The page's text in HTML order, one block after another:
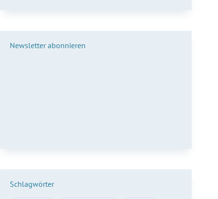
Newsletter abonnieren
Schlagwörter